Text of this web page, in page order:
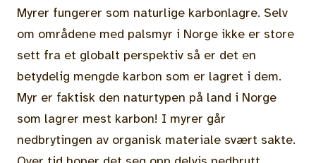
Myrer fungerer som naturlige karbonlagre. Selv
om områdene med palsmyr i Norge ikke er store
sett fra et globalt perspektiv så er det en
betydelig mengde karbon som er lagret i dem.
Myr er faktisk den naturtypen på land i Norge
som lagrer mest karbon! I myrer går
nedbrytingen av organisk materiale svært sakte.